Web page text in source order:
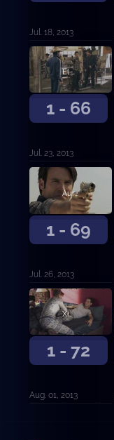
Jul. 18, 2013
1 - 66
El Cabo asesina al Tijeras
Jul. 23, 2013
1 - 69
Aurelio asesina al Turco por traicionarlo con su esposa
Jul. 26, 2013
1 - 72
Ximena le dice a Aurelio que lo traicionó con la policía
Aug. 01, 2013